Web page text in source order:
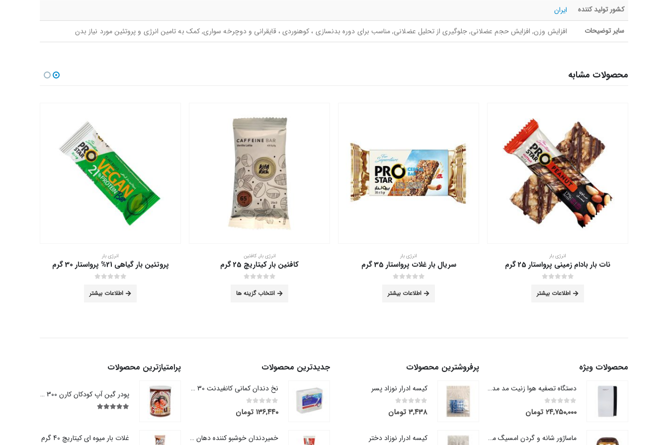
کشور تولید کننده
ایران
سایر توضیحات
افزایش وزن, افزایش حجم عضلانی, جلوگیری از تحلیل عضلانی, مناسب برای دوره بدنسازی ، کوهنوردی ، قایقرانی و دوچرخه سواری, کمک به تامین انرژی و پروتئین مورد نیاز بدن
محصولات مشابه
انرژی بار
نات بار بادام زمینی پرواستار 25 گرم
اطلاعات بیشتر
انرژی بار
سریال بار غلات پرواستار 35 گرم
اطلاعات بیشتر
انرژی بار,کافئین
كافئين بار کیتاریچ 25 گرم
انتخاب گزینه ها
انرژی بار
پروتئین بار گیاهی 21% پرواستار 30 گرم
اطلاعات بیشتر
محصولات ویژه
دستگاه تصفیه هوا زنیت مد مدل AP100
۲۴,۷۵۰,۰۰۰ تومان
ماساژور شانه و گردن امسیگ مدل ML105
پرفروشترین محصولات
کیسه ادرار نوزاد پسر
0
out of 5
۳,۴۳۸ تومان
کیسه ادرار نوزاد دختر
جدیدترین محصولات
نخ دندان کمانی کانفیدنت 30 عددی
0
out of 5
۱۳۶,۴۴۰ تومان
خمیردندان خوشبو کننده دهان پاستا دل کاپیتانو 75 میلی لیتر
پرامتیازترین محصولات
پودر گین آپ کودکان کارن 300 گرم
غلات بار میوه ای کیتاریچ 40 گرم